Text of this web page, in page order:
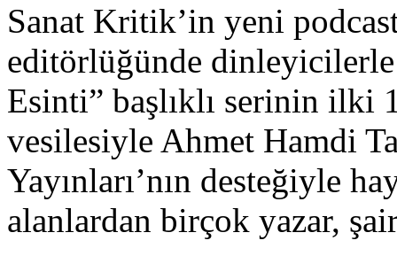
Sanat Kritik’in yeni
editörlüğünde dinleyicilerle
Esinti” başlıklı serinin ilki
vesilesiyle Ahmet Hamdi
Yayınları’nın desteğiyle
alanlardan birçok yazar,